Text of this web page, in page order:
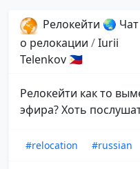
Релокейти 🌏 Чат
о релокации /Iurii
Telenkov 🇵🇭
Релокейти как то
эфира? Хоть
#relocation #russian